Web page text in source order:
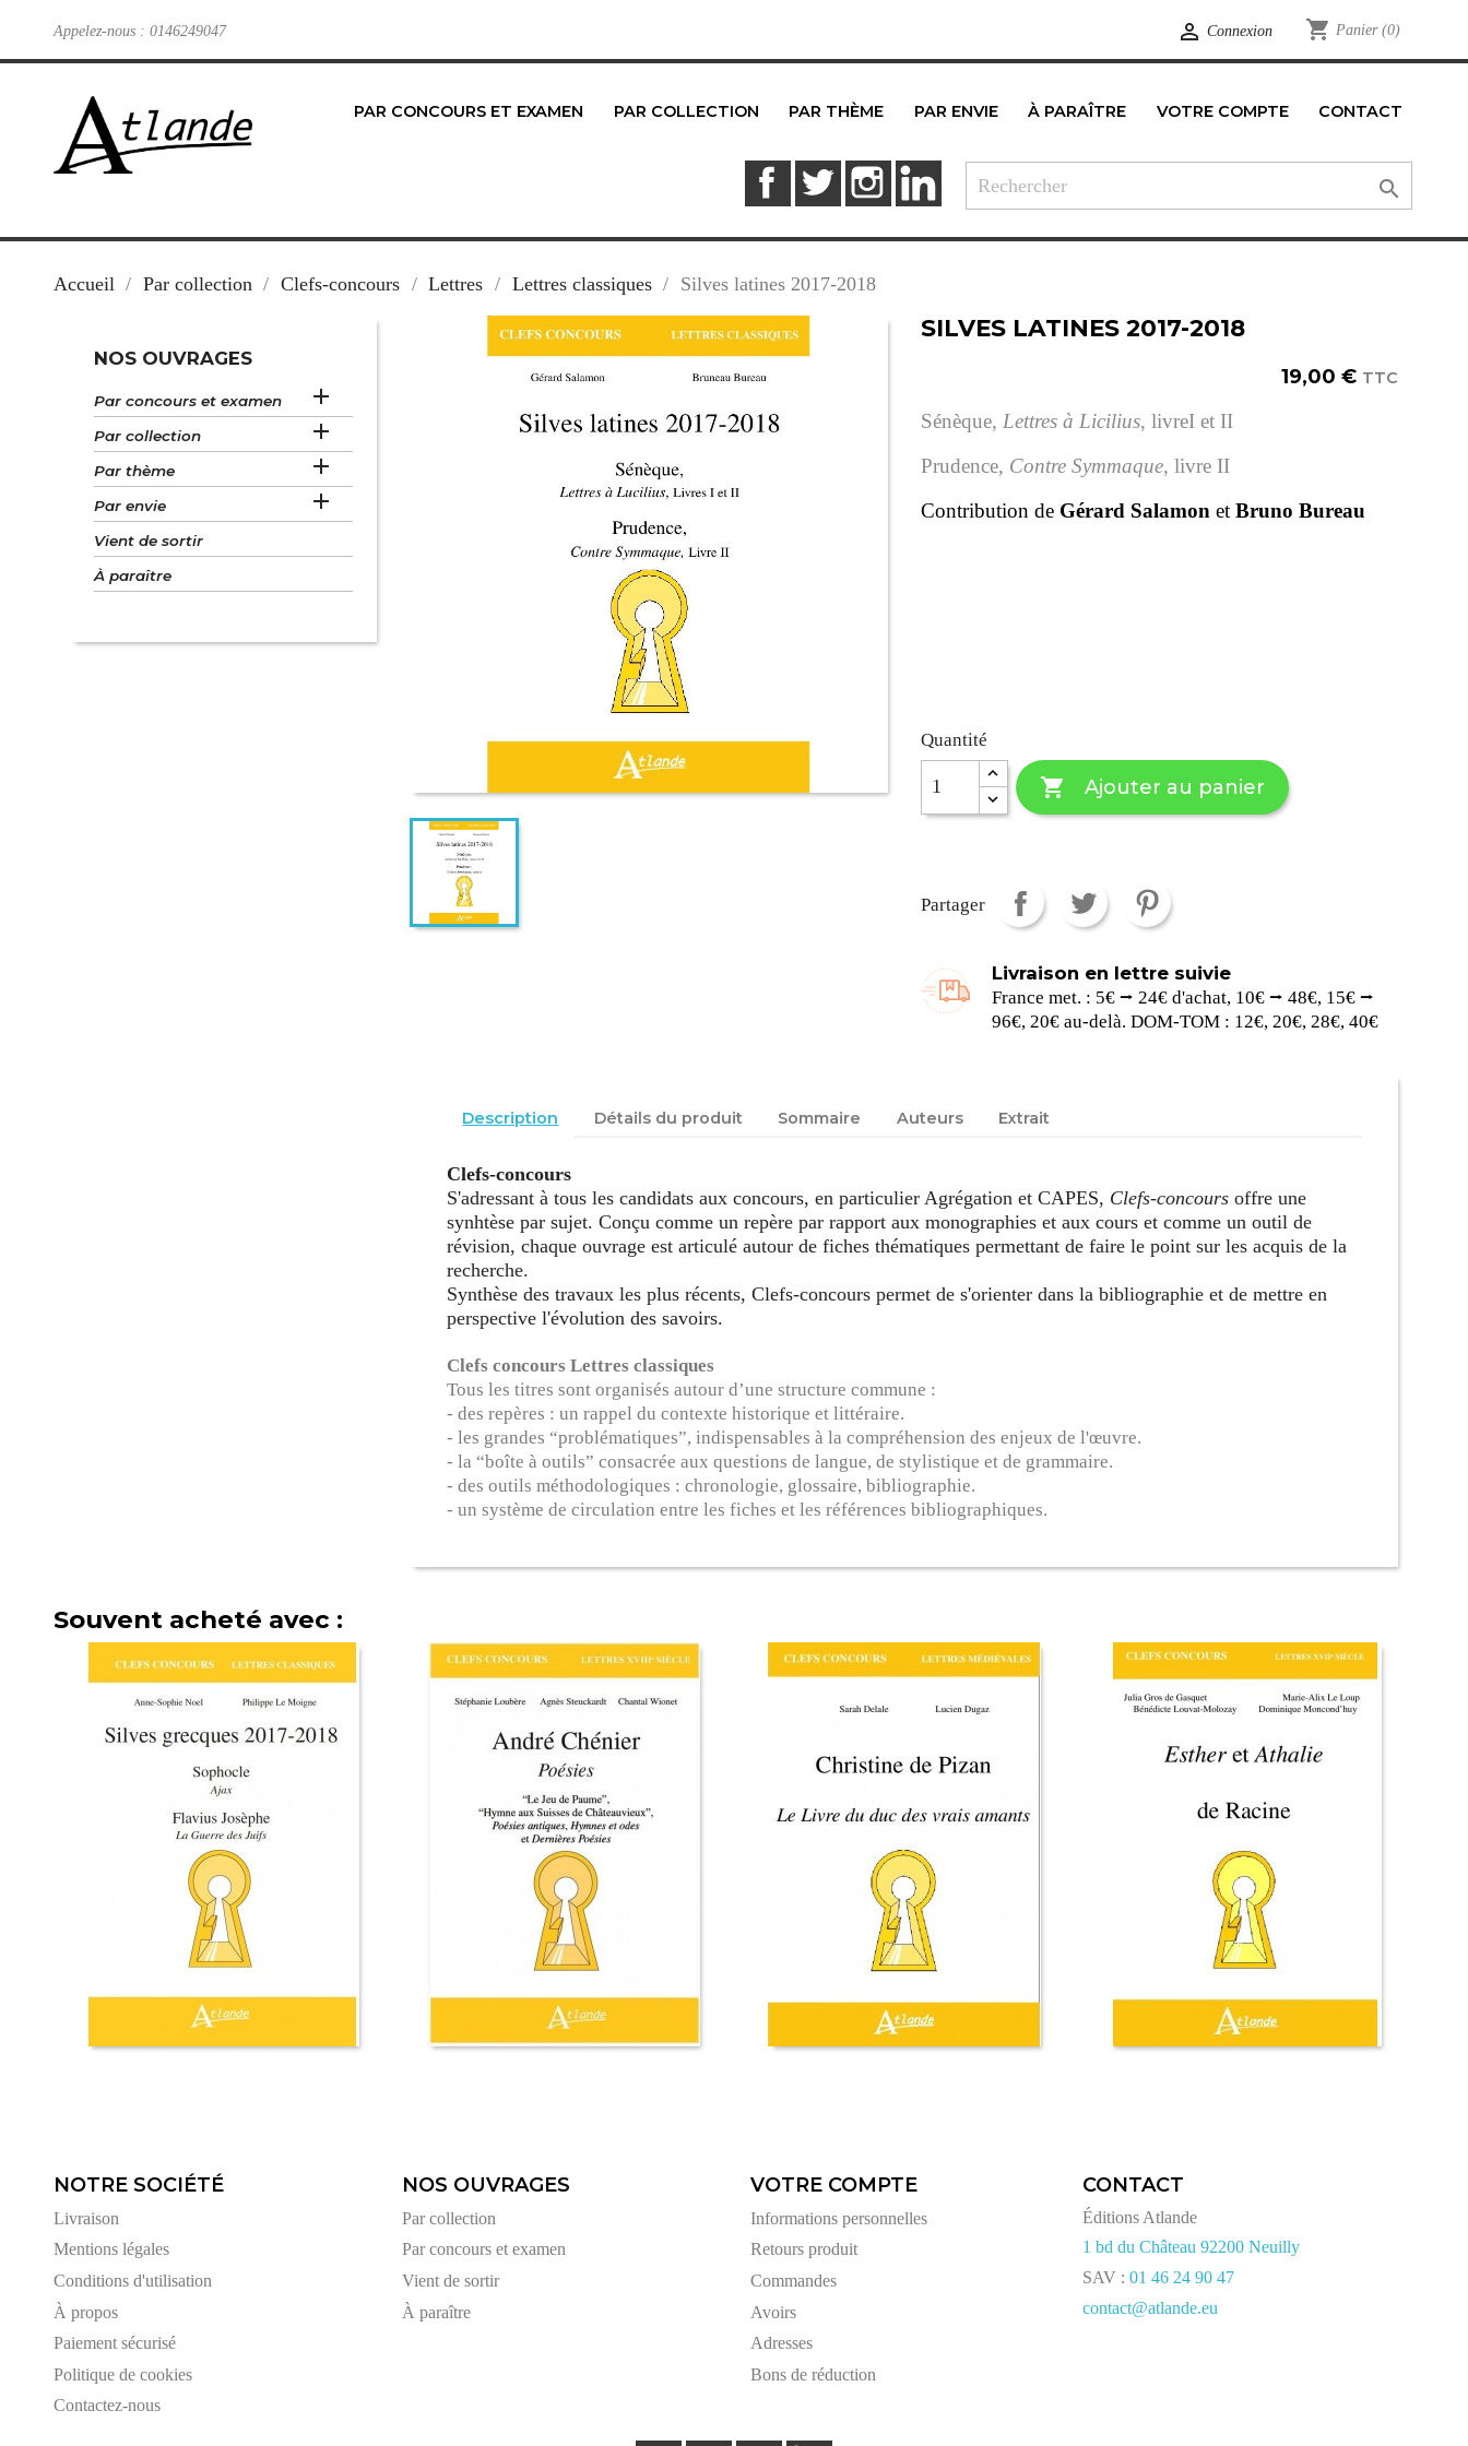
Appelez-nous : 0146249047  Connexion shopping_cart Panier (0)
PAR CONCOURS ET EXAMEN PAR COLLECTION PAR THÈME PAR ENVIE À PARAÎTRE VOTRE COMPTE CONTACT
FacebookTwitter Instagram

Accueil Par collection Clefs-concours Lettres Lettres classiques Silves latines 2017-2018
NOS OUVRAGES
Par concours et examen 
Par collection 
Par thème 
Par envie 
Vient de sortir
À paraître
SILVES LATINES 2017-2018
19,00 € TTC
Sénèque, Lettres à Licilius, livreI et II
Prudence, Contre Symmaque, livre II
Contribution de Gérard Salamonet Bruno Bureau
Quantité
 Ajouter au panier
Partager
Livraison en lettre suivie
France met. : 5€ ⭢ 24€ d'achat, 10€ ⭢ 48€, 15€ ⭢
96€, 20€ au-delà. DOM-TOM : 12€, 20€, 28€, 40€
Description Détails du produit Sommaire Auteurs Extrait
Clefs-concours
S'adressant à tous les candidats aux concours, en particulier Agrégation et CAPES, Clefs-concoursoffre une
synhtèse par sujet. Conçu comme un repère par rapport aux monographies et aux cours et comme un outil de
révision, chaque ouvrage est articulé autour de fiches thématiques permettant de faire le point sur les acquis de la
recherche.
Synthèse des travaux les plus récents, Clefs-concours permet de s'orienter dans la bibliographie et de mettre en
perspective l'évolution des savoirs.
Clefs concours Lettres classiques
Tous les titres sont organisés autour d’une structure commune :
- des repères : un rappel du contexte historique et littéraire.
- les grandes “problématiques”, indispensables à la compréhension des enjeux de l'œuvre.
- la “boîte à outils” consacrée aux questions de langue, de stylistique et de grammaire.
- des outils méthodologiques : chronologie, glossaire, bibliographie.
- un système de circulation entre les fiches et les références bibliographiques.
Souvent acheté avec :
NOTRE SOCIÉTÉ
Livraison
Mentions légales
Conditions d'utilisation
À propos
Paiement sécurisé
Politique de cookies
Contactez-nous
NOS OUVRAGES
Par collection
Par concours et examen
Vient de sortir
À paraître
VOTRE COMPTE
Informations personnelles
Retours produit
Commandes
Avoirs
Adresses
Bons de réduction
CONTACT
Éditions Atlande
1 bd du Château 92200 Neuilly
SAV :01 46 24 90 47
contact@atlande.eu